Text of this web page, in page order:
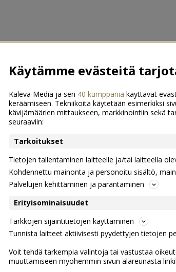
Käytämme evästeitä
Kaleva Media ja sen 40 kumppania käyttävät
keräämiseen. Tekniikoita käytetään esimerkiksi
kävijämäärien mittaukseen, markkinointiin sekä
seuraaviin:
Tarkoitukset
Tietojen tallentaminen laitteelle ja/tai laitteella
Kohdennettu mainonta ja personoitu sisältö,
Palvelujen kehittäminen ja parantaminen
Erityisominaisuudet
Tarkkojen sijaintitietojen käyttäminen
Tunnista laitteet aktiivisesti pyydettyjen tietojen
Voit tehdä tarkempia valintoja tai vastustaa
muuttamiseen myöhemmin sivun alareunasta